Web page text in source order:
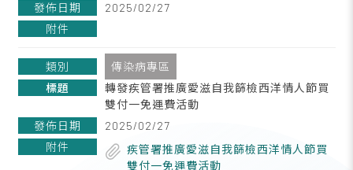
2025/02/27
傳染病專區
轉發疾管署推廣愛滋自我篩檢西洋情人節買
雙付一免運費活動
2025/02/27
疾管署推廣愛滋自我篩檢西洋情人節買
雙付一免運費活動